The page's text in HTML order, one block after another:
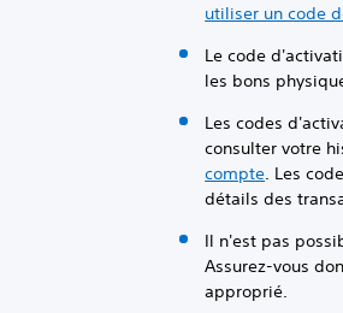
utiliser un code
Le code
les bons
Les codes
consulter votre
compte. Les
détails des
Il n'est pas
Assurez-vous
approprié.